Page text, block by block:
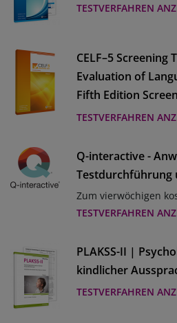
TESTVERFAHREN
CELF–5 Screening
Evaluation of
Fifth Edition
TESTVERFAHREN
Q-interactive -
Testdurchführung
Zum vierwöchigen
TESTVERFAHREN
PLAKSS-II |
kindlicher
TESTVERFAHREN